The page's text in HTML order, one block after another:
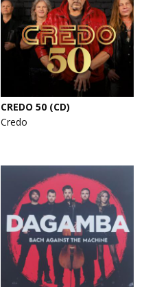
CREDO 50 (CD)
Credo